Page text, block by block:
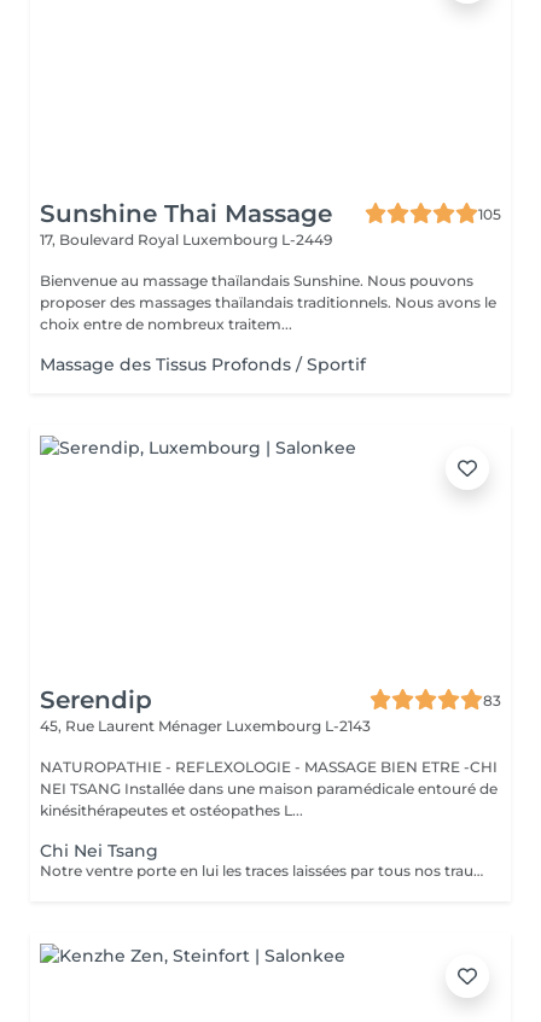
Sunshine Thai Massage
105
17, Boulevard Royal Luxembourg L-2449
Bienvenue au massage thaïlandais Sunshine. Nous pouvons
proposer des massages thaïlandais traditionnels. Nous avons le
choix entre de nombreux traitem...
Massage des Tissus Profonds / Sportif
Serendip
83
45, Rue Laurent Ménager Luxembourg L-2143
NATUROPATHIE - REFLEXOLOGIE - MASSAGE BIEN ETRE -CHI
NEI TSANG Installée dans une maison paramédicale entouré de
kinésithérapeutes et ostéopathes L...
Chi Nei Tsang
Notre ventre porte en lui les traces laissées par tous nos traumatismes et nos secrets les plus intimes. Le Chi Nei Tsang, branche du Qi Gong, consiste justement à masser en profondeur l'abdomen pour y libérer les énergies négatives." L'objectif de ce massage ? Libérer les blocages énergétiques, réduire les tensions et favoriser la circulation de l'énergie vitale, ou "chi", dans le corps. En médecine traditionnelle chinoise, le ventre est vu comme l'organe du pur et de l'impur, ce qui peut créer des blocages énergétiques. Cette méthode permet d'améliorer le bien-être général de notre corps et de notre esprit par la stimulation de points d'énergie. En plus d'agir sur les émotions, le massage peut également aider à détendre les muscles et à soulager les troubles digestifs comme les ballonnements, la constipation, les douleurs abdominales, Ne convient pas aux femme enceintes